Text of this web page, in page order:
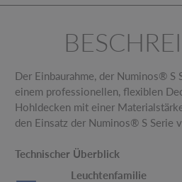
Der Einbaurahme, der Numinos® S
einem professionellen, flexiblen
Hohldecken mit einer
den Einsatz der Numinos® S Serie
Technischer Überblick
Leuchtenfamilie